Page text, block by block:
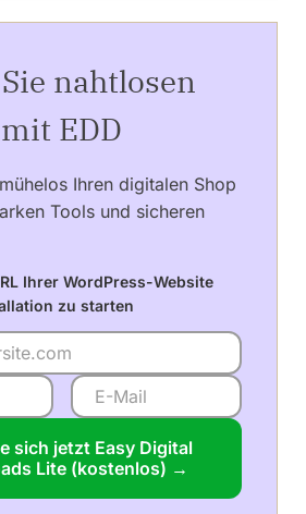
nahtlosen
EDD
Ihren digitalen Shop
Tools und sicheren
Ihrer WordPress-Website
zu starten
sich jetzt Easy Digital
Lite (kostenlos) →